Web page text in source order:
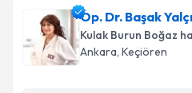
Op. Dr. Başak
Kulak Burun Boğaz
Ankara, Keçiören